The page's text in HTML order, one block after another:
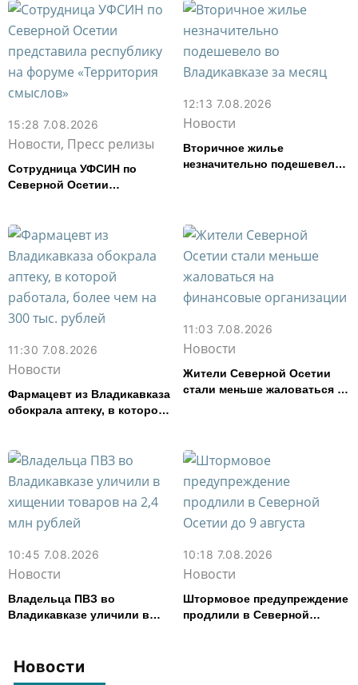
Новости
картофель
15:28 7.08.2026
Новости, Пресс релизы
Сотрудница УФСИН по
Северной Осетии
смыслов»
12:13 7.08.2026
Новости
Вторичное жилье
незначительно подешевело
11:30 7.08.2026
Новости
Фармацевт из Владикавказа
обокрала аптеку, в которой
11:03 7.08.2026
Новости
Жители Северной Осетии
стали меньше жаловаться на
10:45 7.08.2026
Новости
Владельца ПВЗ во
Владикавказе уличили в
10:18 7.08.2026
Новости
Штормовое предупреждение
продлили в Северной